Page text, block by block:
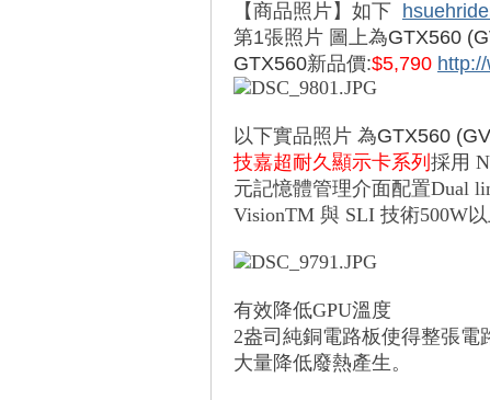
【商品照片】如下
第1張照片 圖上為GTX560 (
GTX560新品價:$5,790
以下實品照片 為GTX560 (
技嘉超耐久顯示卡系列 採用
元記憶體管理介面配置Dual
VisionTM 與 SLI 技術500W
有效降低GPU溫度
2盎司純銅電路板使得整張
大量降低廢熱產生。